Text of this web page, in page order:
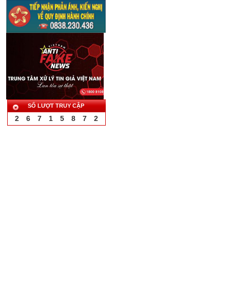
SỐ LƯỢT TRUY CẬP
2 6 7 1 5 8 7 2